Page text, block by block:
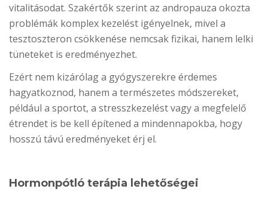
vitalitásodat. Szakértők szerint az andropauza okozta
problémák komplex kezelést igényelnek, mivel a
tesztoszteron csökkenése nemcsak fizikai, hanem lelki
tüneteket is eredményezhet.
Ezért nem kizárólag a gyógyszerekre érdemes
hagyatkoznod, hanem a természetes módszereket,
például a sportot, a stresszkezelést vagy a megfelelő
étrendet is be kell építened a mindennapokba, hogy
hosszú távú eredményeket érj el.
Hormonpótló terápia lehetőségei